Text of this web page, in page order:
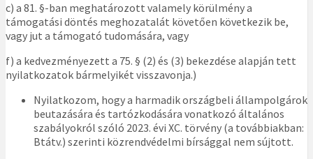
c) a 81. §-ban meghatározott valamely körülmény a
támogatási döntés meghozatalát követően következik be,
vagy jut a támogató tudomására, vagy
f) a kedvezményezett a 75. § (2) és (3) bekezdése alapján tett
nyilatkozatok bármelyikét visszavonja.)
Nyilatkozom, hogy a harmadik országbeli állampolgárok
beutazására és tartózkodására vonatkozó általános
szabályokról szóló 2023. évi XC. törvény (a továbbiakban:
Btátv.) szerinti közrendvédelmi bírsággal nem sújtott.